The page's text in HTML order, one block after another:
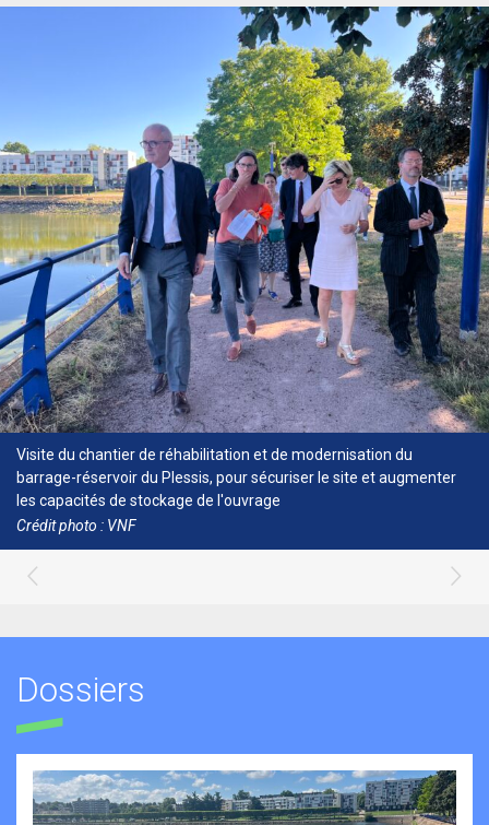
Visite du chantier de réhabilitation et de modernisation du
barrage-réservoir du Plessis, pour sécuriser le site et augmenter
les capacités de stockage de l'ouvrage
Crédit photo : VNF
Dossiers